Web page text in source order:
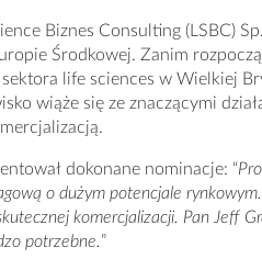
Biznes Consulting (LSBC)
Środkowej. Zanim
sektora life sciences w Wielkiej
wiąże się ze znaczącymi
dokonane nominacje: “
o dużym potencjale
komercjalizacji. Pan Jeff
potrzebne.”